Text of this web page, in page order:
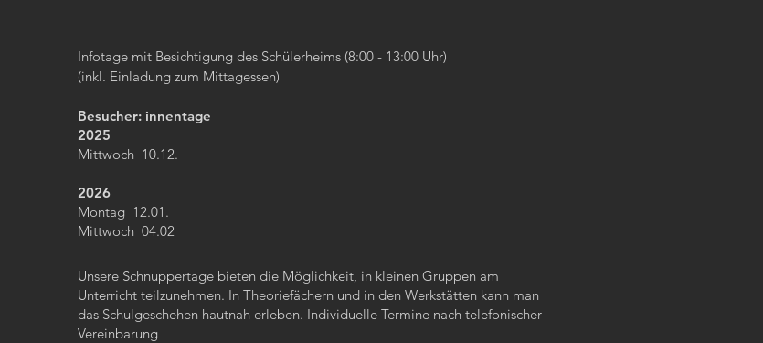
Infotage mit Besichtigung des Schülerheims (8:00 - 13:00 Uhr)
(inkl. Einladung zum Mittagessen)
Besucher: innentage
2025
Mittwoch 10.12.
2026
Montag 12.01.
Mittwoch 04.02
Unsere Schnuppertage bieten die Möglichkeit, in kleinen Gruppen am
Unterricht teilzunehmen. In Theoriefächern und in den Werkstätten kann man
das Schulgeschehen hautnah erleben. Individuelle Termine nach telefonischer
Vereinbarung